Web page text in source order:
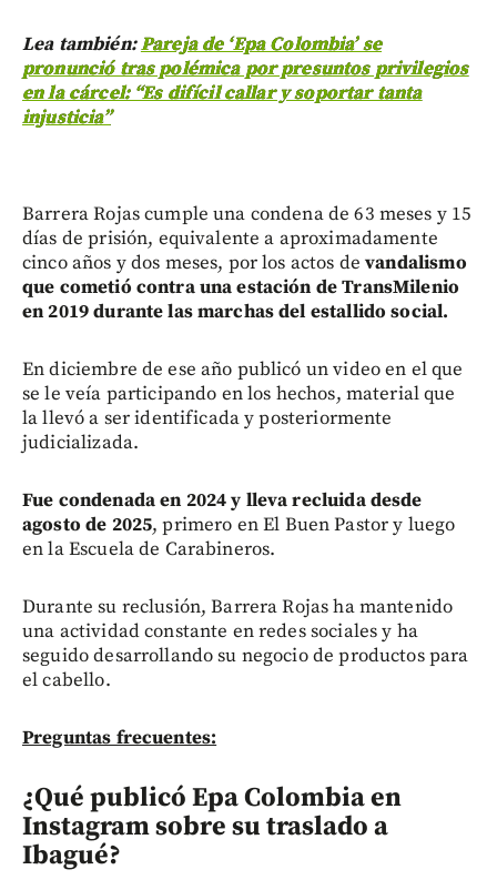
Lea también:Pareja de ‘Epa Colombia’ se
pronunció tras polémica por presuntos privilegios
en la cárcel: “Es difícil callar y soportar tanta
injusticia”
Barrera Rojas cumple una condena de 63 meses y 15
días de prisión, equivalente a aproximadamente
cinco años y dos meses, por los actos devandalismo
que cometió contra una estación de TransMilenio
en 2019 durante las marchas del estallido social.
En diciembre de ese año publicó un video en el que
se le veía participando en los hechos, material que
la llevó a ser identificada y posteriormente
judicializada.
Fue condenada en 2024 y lleva recluida desde
agosto de 2025, primero en El Buen Pastor y luego
en la Escuela de Carabineros.
Durante su reclusión, Barrera Rojas ha mantenido
una actividad constante en redes sociales y ha
seguido desarrollando su negocio de productos para
el cabello.
Preguntas frecuentes:
¿Qué publicó Epa Colombia en
Instagram sobre su traslado a
Ibagué?